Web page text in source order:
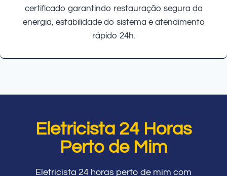
certificado garantindo restauração segura da
energia, estabilidade do sistema e atendimento
rápido 24h.
Eletricista 24 Horas
Perto de Mim
Eletricista 24 horas perto de mim com